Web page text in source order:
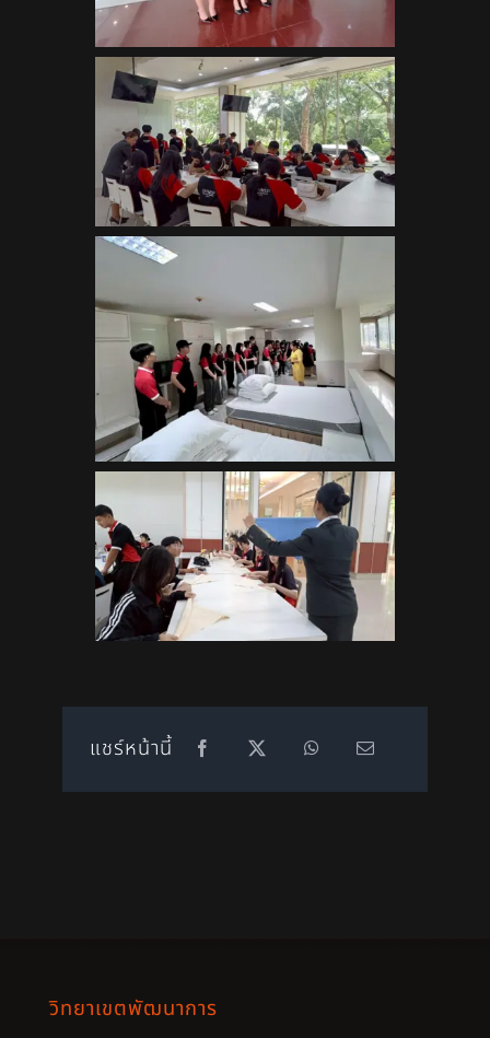
แชร์หน้านี้
วิทยาเขตพัฒนาการ